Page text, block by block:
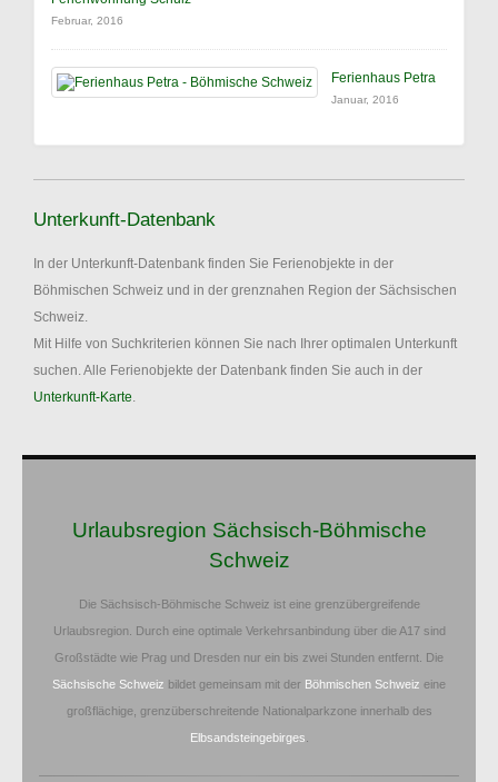
Februar, 2016
Ferienhaus Petra
Januar, 2016
Unterkunft-Datenbank
In der Unterkunft-Datenbank finden Sie Ferienobjekte in der
Böhmischen Schweiz und in der grenznahen Region der Sächsischen
Schweiz.
Mit Hilfe von Suchkriterien können Sie nach Ihrer optimalen Unterkunft
suchen. Alle Ferienobjekte der Datenbank finden Sie auch in der
Unterkunft-Karte.
Urlaubsregion Sächsisch-Böhmische
Schweiz
Die Sächsisch-Böhmische Schweiz ist eine grenzübergreifende
Urlaubsregion. Durch eine optimale Verkehrsanbindung über die A17 sind
Großstädte wie Prag und Dresden nur ein bis zwei Stunden entfernt. Die
Sächsische Schweiz bildet gemeinsam mit der Böhmischen Schweiz eine
großflächige, grenzüberschreitende Nationalparkzone innerhalb des
Elbsandsteingebirges